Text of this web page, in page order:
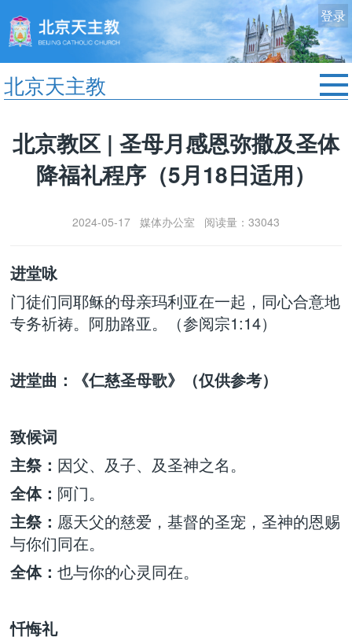
登录
北京天主教
教区动态
修院生活
政策法规
时事新闻
北京教区 | 圣母月感恩弥撒及圣体
降福礼程序（5月18日适用）
2024-05-17 媒体办公室 阅读量：33043
进堂咏
门徒们同耶稣的母亲玛利亚在一起，同心合意地
专务祈祷。阿肋路亚。（参阅宗1:14）
进堂曲：《仁慈圣母歌》（仅供参考）
致候词
主祭： 因父、及子、及圣神之名。
全体： 阿门。
主祭： 愿天父的慈爱，基督的圣宠，圣神的恩赐
与你们同在。
全体： 也与你的心灵同在。
忏悔礼